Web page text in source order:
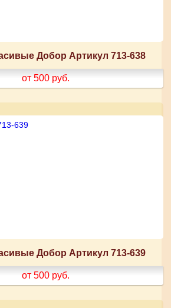
Добор Артикул 713-638
от 500 руб.
Добор Артикул 713-639
от 500 руб.